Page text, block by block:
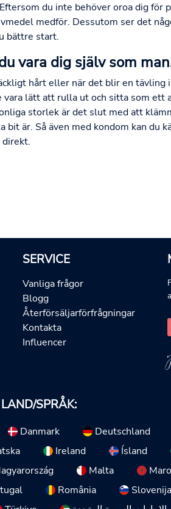
du inte behöver oroa dig för
medför. Dessutom ser det
bättre start.
vara dig själv som
hårt eller när det blir en tävling
lätt att rulla ut och sitta som ett
storlek är det slut med att
är. Så även med kondom kan du
direkt.
SERVICE
Vanliga frågor
Blogg
Återförsäljarförfrågningar
Kontakta
Influencer
SPRÅK:
Danmark Deutschland
Ireland Ísland
Malta
România Slovenija